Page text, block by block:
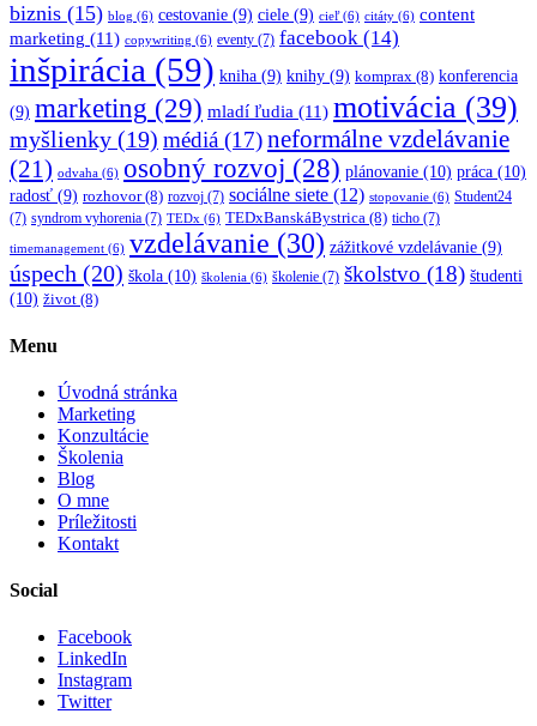
biznis (15) blog (6) cestovanie (9) ciele (9) cieľ(6) citáty (6) content
marketing (11) copywriting (6) eventy (7) facebook (14)
inšpirácia (59) kniha (9) knihy (9) komprax (8) konferencia
(9) marketing (29) mladí ľudia (11) motivácia (39)
myšlienky (19) médiá (17)neformálne vzdelávanie
(21) odvaha (6) osobný rozvoj (28) plánovanie (10) práca (10)
radosť (9) rozhovor(8) rozvoj (7) sociálne siete (12) stopovanie (6) Student24
(7) syndrom vyhorenia (7) TEDx (6) TEDxBanskáBystrica (8) ticho (7)
timemanagement (6) vzdelávanie (30) zážitkové vzdelávanie (9)
úspech (20) škola (10) školenia (6) školenie (7) školstvo (18) študenti
(10) život (8)
Menu
Úvodná stránka
Marketing
Konzultácie
Školenia
Blog
O mne
Príležitosti
Kontakt
Social
Facebook
LinkedIn
Instagram
Twitter